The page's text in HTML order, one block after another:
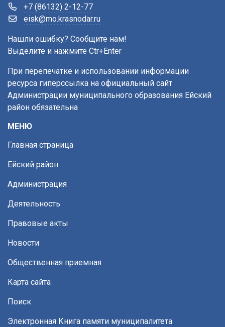
+7 (86132) 2-12-77
eisk@mo.krasnodar.ru
Нашли ошибку? Сообщите нам!
Выделите и нажмите Ctr+Enter
При перепечатке и использовании информации
ресурса гиперссылка на официальный сайт
Администрации муниципального образования Ейский
район обязательна
МЕНЮ
Главная страница
Ейский район
Администрация
Деятельность
Правовые акты
Новости
Общественная приемная
Карта сайта
Поиск
Электронная Книга памяти муниципалитета